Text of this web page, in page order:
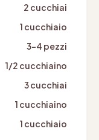
2 cucchiai
1 cucchiaio
3-4 pezzi
1/2 cucchiaino
3 cucchiai
1 cucchiaino
1 cucchiaio